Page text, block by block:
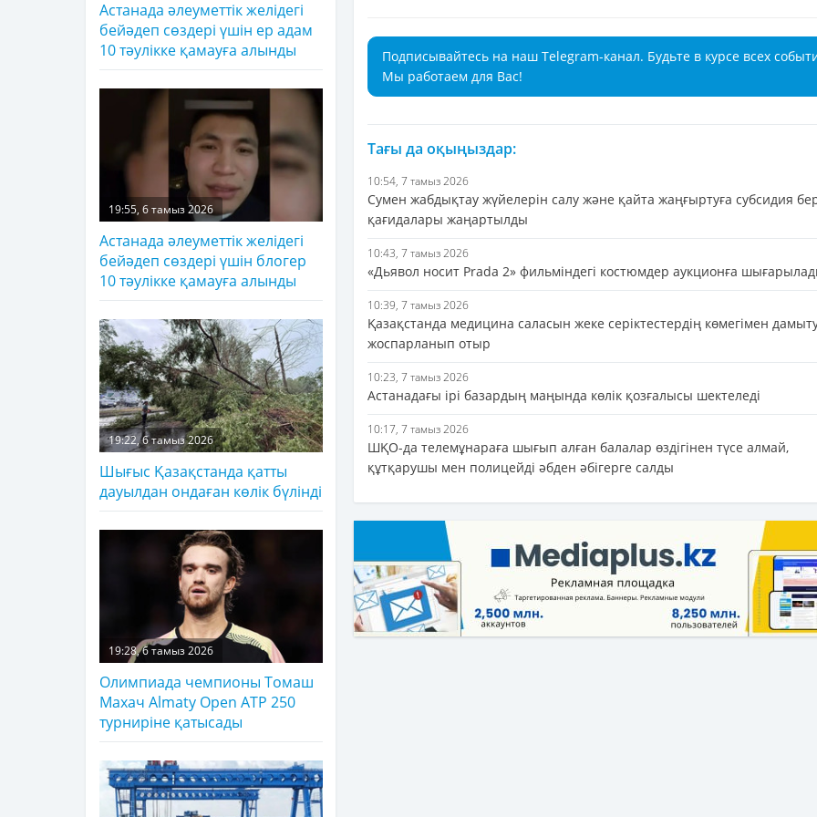
Подписывайтесь на наш Telegram-канал. Будьте в курсе всех
Мы работаем для Вас!
Тағы да оқыңыздар:
10:54, 7 тамыз 2026
Сумен жабдықтау жүйелерін салу және қайта жаңғыртуға субсидия
қағидалары жаңартылды
10:43, 7 тамыз 2026
«Дьявол носит Prada 2» фильміндегі костюмдер аукционға
10:39, 7 тамыз 2026
Қазақстанда медицина саласын жеке серіктестердің көмегімен
жоспарланып отыр
10:23, 7 тамыз 2026
Астанадағы ірі базардың маңында көлік қозғалысы шектеледі
10:17, 7 тамыз 2026
ШҚО-да телемұнараға шығып алған балалар өздігінен түсе алмай,
құтқарушы мен полицейді әбден әбігерге салды
Астанада әлеуметтік желідегі
бейәдеп сөздері үшін ер адам
10 тәулікке қамауға алынды
19:55, 6 тамыз 2026
Астанада әлеуметтік желідегі
бейәдеп сөздері үшін блогер
10 тәулікке қамауға алынды
19:22, 6 тамыз 2026
Шығыс Қазақстанда қатты
дауылдан ондаған көлік бүлінді
19:28, 6 тамыз 2026
Олимпиада чемпионы Томаш
Махач Almaty Open ATP 250
турниріне қатысады